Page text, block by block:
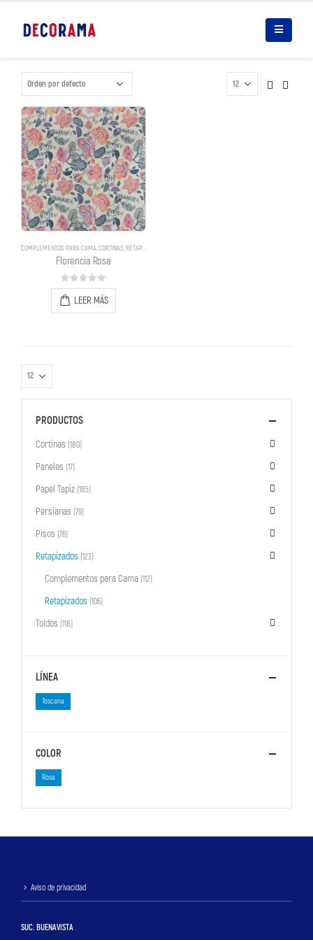
COMPLEMENTOS PARA CAMA,CORTINAS,RETAPIZADOS
Florencia Rosa
0out of 5
LEER MÁS
PRODUCTOS
Cortinas (180)
Paneles (17)
Papel Tapiz (185)
Persianas (79)
Pisos (76)
Retapizados (123)
Complementos para Cama (112)
Retapizados (106)
Toldos (118)
LÍNEA
Toscana
COLOR
Rosa
Aviso de privacidad
SUC. BUENAVISTA